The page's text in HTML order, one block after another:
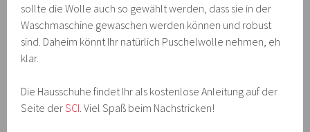
sollte die Wolle auch so gewählt werden, dass sie in der
Waschmaschine gewaschen werden können und robust
sind. Daheim könnt Ihr natürlich Puschelwolle nehmen, eh
klar.
Die Hausschuhe findet Ihr als kostenlose Anleitung auf der
Seite derSCI . Viel Spaß beim Nachstricken!